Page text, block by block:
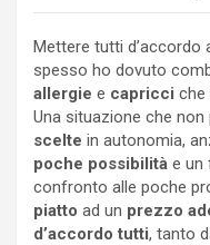
Mettere tutti d’accordo
spesso ho dovuto
allergie e capricci che
Una situazione che
scelte in autonomia,
poche possibilità e un
confronto alle poche
piatto ad un prezzo
d’accordo tutti, tanto